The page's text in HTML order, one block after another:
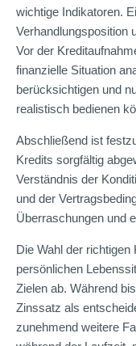
wichtige Indikatoren.
Verhandlungsposition
Vor der
finanzielle Situation
berücksichtigen und
realistisch bedienen
Abschließend ist
Kredits sorgfältig
Verständnis der
und der
Überraschungen und
Die Wahl der
persönlichen
Zielen ab. Während
Zinssatz als
zunehmend weitere